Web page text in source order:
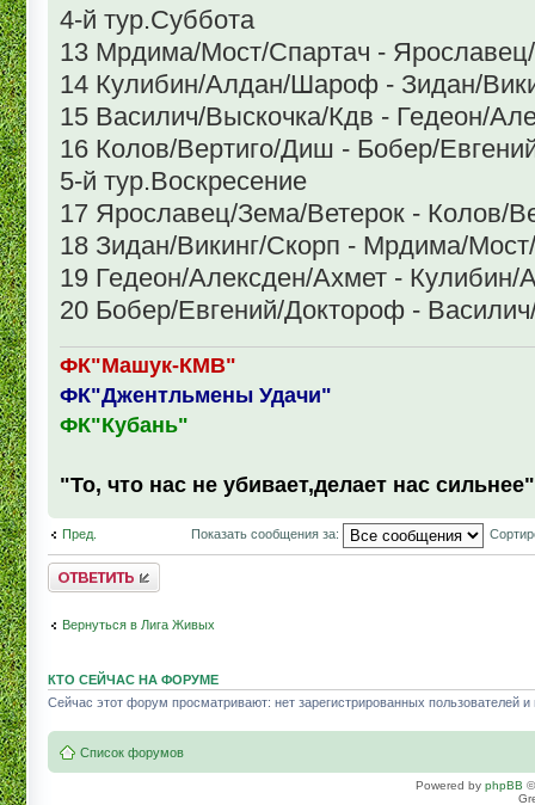
4-й тур.Суббота
13 Мрдима/Мост/Спартач -
14 Кулибин/Алдан/Шароф - Зидан/
15 Василич/Выскочка/Кдв - Гедеон/
16 Колов/Вертиго/Диш - Бобер/
5-й тур.Воскресение
17 Ярославец/Зема/Ветерок - Колов/
18 Зидан/Викинг/Скорп - Мрдима/
19 Гедеон/Алексден/Ахмет -
20 Бобер/Евгений/Доктороф -
ФК"Машук-КМВ"
ФК"Джентльмены Удачи"
ФК"Кубань"
"То, что нас не убивает,делает нас сильнее"
Пред. Показать сообщения за:
Комментировать
Вернуться в Лига Живых
КТО СЕЙЧАС НА ФОРУМЕ
Сейчас этот форум просматривают: нет зарегистрированных пользователей и
Список форумов
Powered by phpBB